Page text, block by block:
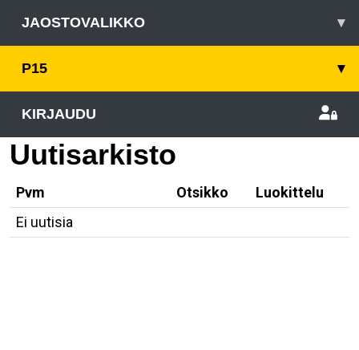
JAOSTOVALIKKO ▾
P15 ▾
KIRJAUDU
Uutisarkisto
Pvm Otsikko
Luokittelu
Ei uutisia